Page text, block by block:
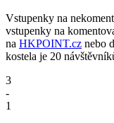
Vstupenky na
vstupenky na
na HKPOINT.cz nebo
kostela je 20
3
-
1